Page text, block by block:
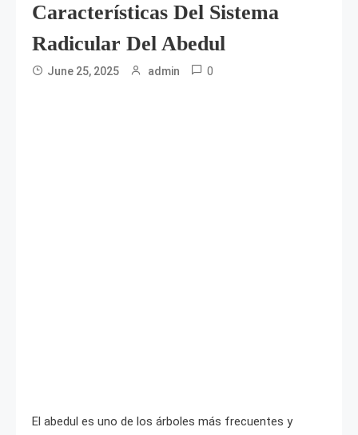
Características Del Sistema
Radicular Del Abedul
June 25, 2025 admin 0
El abedul es uno de los árboles más frecuentes y